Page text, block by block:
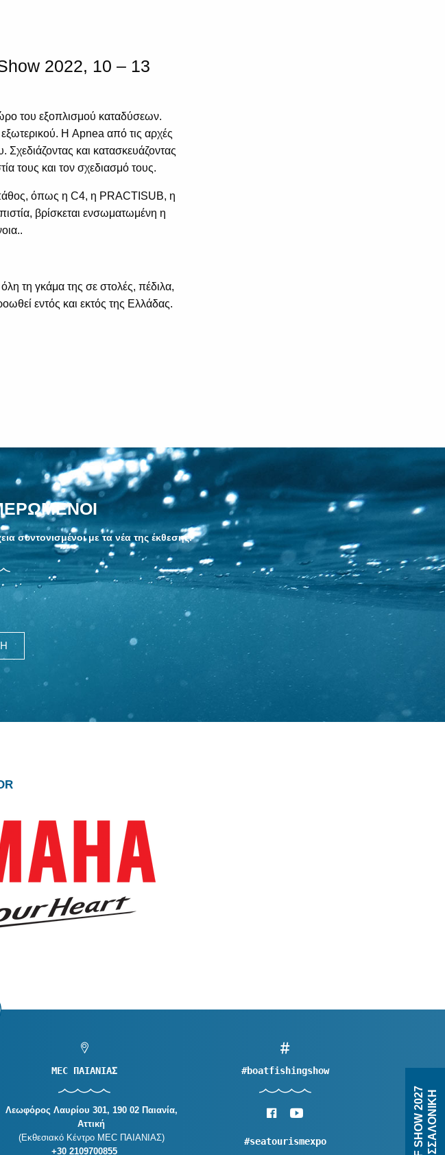
2022, 10 – 13
του εξοπλισμού καταδύσεων.
Η Apnea από τις αρχές
Σχεδιάζοντας και κατασκευάζοντας
τους και τον σχεδιασμό τους.
πάθος, όπως η C4, η PRACTISUB, η
βρίσκεται ενσωματωμένη η
τη γκάμα της σε στολές, πέδιλα,
εντός και εκτός της Ελλάδας.
B&F SHOW 2027ΘΕΣΣΑΛΟΝΙΚΗ
συντονισμένοι με τα νέα της έκθεσης.
MEC ΠΑΙΑΝΙΑΣ
Λεωφόρος Λαυρίου 301, 190 02 Παιανία,
Αττική
(Εκθεσιακό Κέντρο MEC ΠΑΙΑΝΙΑΣ)
+30 2109700855
#boatfishingshow
#seatourismexpo